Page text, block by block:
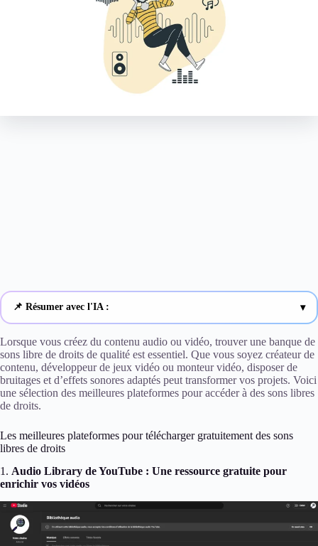
📌 Résumer avec l'IA :
ChatGPT
Gemini
Claude
Lorsque vous créez du contenu audio ou vidéo, trouver une banque de
sons libre de droits de qualité est essentiel. Que vous soyez créateur de
contenu, développeur de jeux vidéo ou monteur vidéo, disposer de
bruitages et d’effets sonores adaptés peut transformer vos projets. Voici
une sélection des meilleures plateformes pour accéder à des sons libres
de droits.
Les meilleures plateformes pour télécharger gratuitement des sons
libres de droits
1. Audio Library de YouTube : Une ressource gratuite pour
enrichir vos vidéos